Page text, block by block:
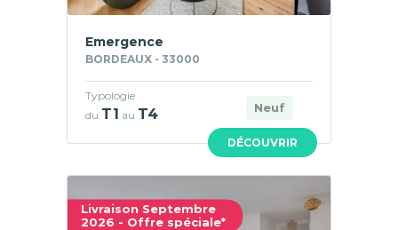
DÉCOUVRIR
Emergence
BORDEAUX - 33000
Neuf
Typologie
du T1 au T4
Livraison Septembre
2026 - Offre spéciale*